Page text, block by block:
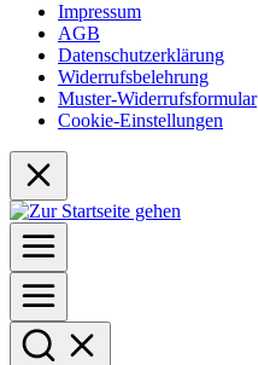
Impressum
AGB
Datenschutzerklärung
Widerrufsbelehrung
Muster-Widerrufsformular
Cookie-Einstellungen